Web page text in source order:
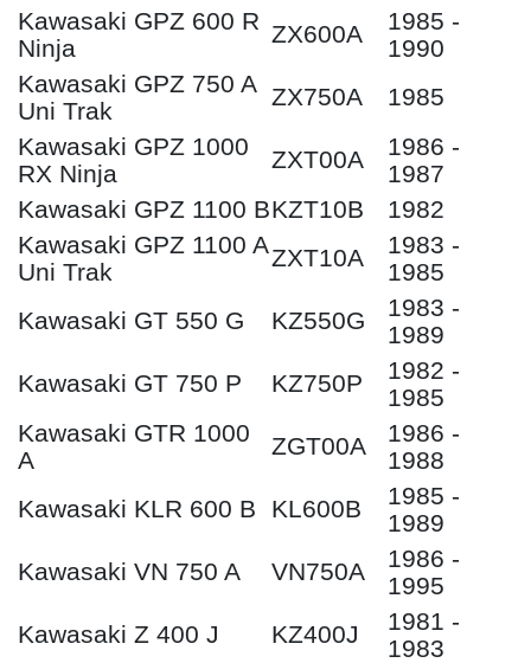
Kawasaki GPZ 600 R
Ninja
ZX600A
1985 -
1990
Kawasaki GPZ 750 A
Uni Trak
ZX750A
1985
Kawasaki GPZ 1000
RX Ninja
ZXT00A
1986 -
1987
Kawasaki GPZ 1100 BKZT10B
1982
Kawasaki GPZ 1100 A
Uni Trak
ZXT10A
1983 -
1985
Kawasaki GT 550 G
KZ550G
1983 -
1989
Kawasaki GT 750 P
KZ750P
1982 -
1985
Kawasaki GTR 1000
A
ZGT00A
1986 -
1988
Kawasaki KLR 600 B
KL600B
1985 -
1989
Kawasaki VN 750 A
VN750A
1986 -
1995
Kawasaki Z 400 J
KZ400J
1981 -
1983